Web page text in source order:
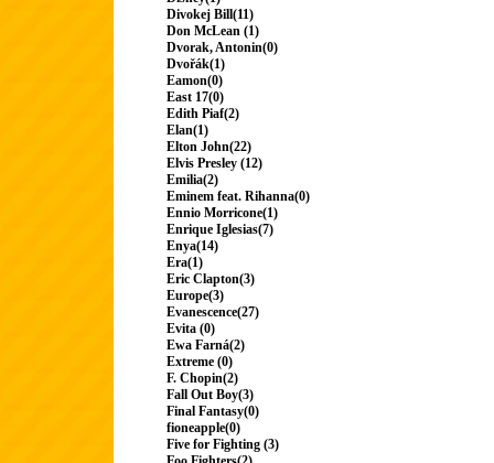
Divokej Bill(11)
Don McLean (1)
Dvorak, Antonin(0)
Dvořák(1)
Eamon(0)
East 17(0)
Edith Piaf(2)
Elan(1)
Elton John(22)
Elvis Presley (12)
Emilia(2)
Eminem feat. Rihanna(0)
Ennio Morricone(1)
Enrique Iglesias(7)
Enya(14)
Era(1)
Eric Clapton(3)
Europe(3)
Evanescence(27)
Evita (0)
Ewa Farná(2)
Extreme (0)
F. Chopin(2)
Fall Out Boy(3)
Final Fantasy(0)
fioneapple(0)
Five for Fighting (3)